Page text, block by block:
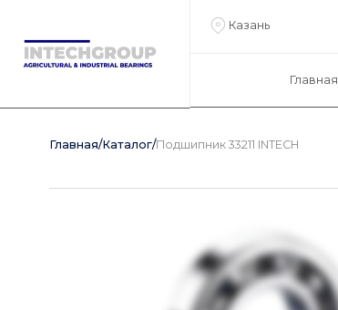
Казань
Главная
Главная/Каталог/Подшипник 33211 INTECH